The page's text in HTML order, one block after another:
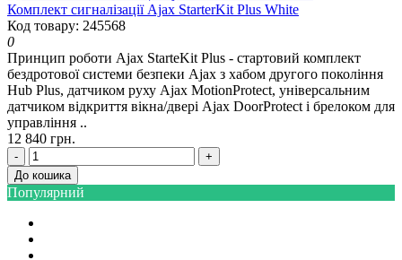
Комплект сигналізації Ajax StarterKit Plus White
Код товару: 245568
0
Принцип роботи Ajax StarteKit Plus - стартовий комплект
бездротової системи безпеки Ajax з хабом другого покоління
Hub Plus, датчиком руху Ajax MotionProtect, універсальним
датчиком відкриття вікна/двері Ajax DoorProtect і брелоком для
управління ..
12 840 грн.
-
+
До кошика
Популярний